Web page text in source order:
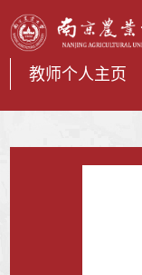
教师个人主页